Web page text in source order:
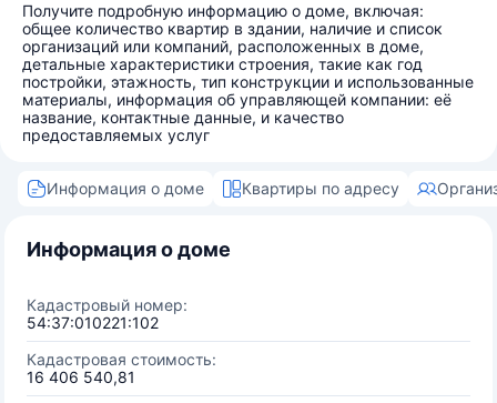
Получите подробную информацию о доме, включая:
общее количество квартир в здании, наличие и список
организаций или компаний, расположенных в доме,
детальные характеристики строения, такие как год
постройки, этажность, тип конструкции и использованные
материалы, информация об управляющей компании: её
название, контактные данные, и качество
предоставляемых услуг
Информация о доме Квартиры по адресу
Информация о доме
Кадастровый номер:
54:37:010221:102
Кадастровая стоимость:
16 406 540,81